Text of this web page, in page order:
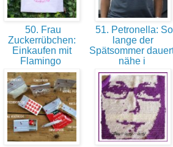
50. Frau
Zuckerrübchen:
Einkaufen mit
Flamingo
51. Petronella: So
lange der
Spätsommer
nähe i